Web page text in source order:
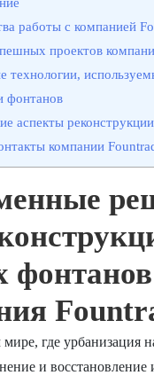
работы с компанией
проектов
технологии,
фонтанов
аспекты
компании
где урбанизация
и восстановление